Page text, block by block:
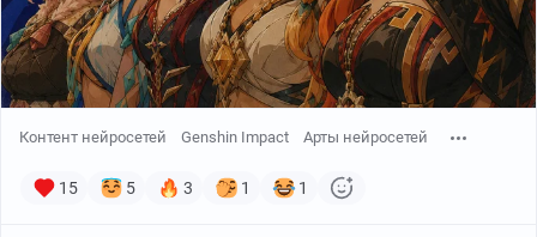
Контент нейросетей Genshin Impact Арты нейросетей
15 5 3 1 1